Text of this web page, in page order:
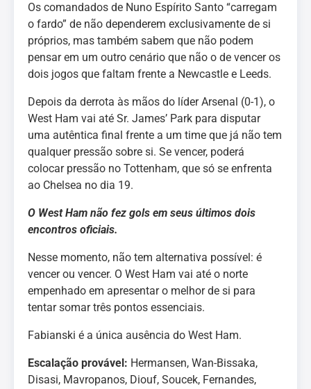
Os comandados de Nuno Espírito Santo “carregam
o fardo” de não dependerem exclusivamente de si
próprios, mas também sabem que não podem
pensar em um outro cenário que não o de vencer os
dois jogos que faltam frente a Newcastle e Leeds.
Depois da derrota às mãos do líder Arsenal (0-1), o
West Ham vai até Sr. James’ Park para disputar
uma autêntica final frente a um time que já não tem
qualquer pressão sobre si. Se vencer, poderá
colocar pressão no Tottenham, que só se enfrenta
ao Chelsea no dia 19.
O West Ham não fez gols em seus últimos dois
encontros oficiais.
Nesse momento, não tem alternativa possível: é
vencer ou vencer. O West Ham vai até o norte
empenhado em apresentar o melhor de si para
tentar somar três pontos essenciais.
Fabianski é a única ausência do West Ham.
Escalação provável: Hermansen, Wan-Bissaka,
Disasi, Mavropanos, Diouf, Soucek, Fernandes,